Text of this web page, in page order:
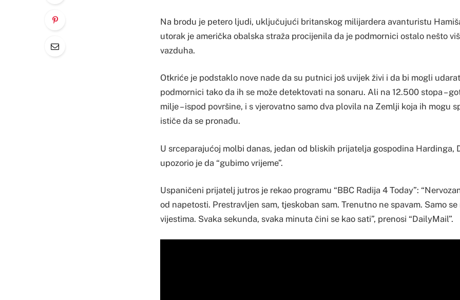
Na brodu je petero ljudi, uključujući britanskog milijardera avanturistu
utorak je američka obalska straža procijenila da je podmornici ostalo nešto
vazduha.
Otkriće je podstaklo nove nade da su putnici još uvijek živi i da bi mogli
podmornici tako da ih se može detektovati na sonaru. Ali na 12.500 stopa –
milje – ispod površine, i s vjerovatno samo dva plovila na Zemlji koja ih mogu
ističe da se pronađu.
U srceparajućoj molbi danas, jedan od bliskih prijatelja gospodina Hardinga,
upozorio je da “gubimo vrijeme”.
Uspaničeni prijatelj jutros je rekao programu “BBC Radija 4 Today”:
od napetosti. Prestravljen sam, tjeskoban sam. Trenutno ne spavam. Samo
vijestima. Svaka sekunda, svaka minuta čini se kao sati”, prenosi “DailyMail”.